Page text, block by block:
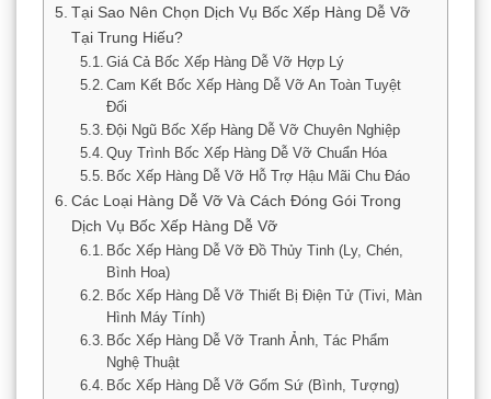
Tại Sao Nên Chọn Dịch Vụ Bốc Xếp Hàng Dễ Vỡ
Tại Trung Hiếu?
Giá Cả Bốc Xếp Hàng Dễ Vỡ Hợp Lý
Cam Kết Bốc Xếp Hàng Dễ Vỡ An Toàn Tuyệt
Đối
Đội Ngũ Bốc Xếp Hàng Dễ Vỡ Chuyên Nghiệp
Quy Trình Bốc Xếp Hàng Dễ Vỡ Chuẩn Hóa
Bốc Xếp Hàng Dễ Vỡ Hỗ Trợ Hậu Mãi Chu Đáo
Các Loại Hàng Dễ Vỡ Và Cách Đóng Gói Trong
Dịch Vụ Bốc Xếp Hàng Dễ Vỡ
Bốc Xếp Hàng Dễ Vỡ Đồ Thủy Tinh (Ly, Chén,
Bình Hoa)
Bốc Xếp Hàng Dễ Vỡ Thiết Bị Điện Tử (Tivi, Màn
Hình Máy Tính)
Bốc Xếp Hàng Dễ Vỡ Tranh Ảnh, Tác Phẩm
Nghệ Thuật
Bốc Xếp Hàng Dễ Vỡ Gốm Sứ (Bình, Tượng)